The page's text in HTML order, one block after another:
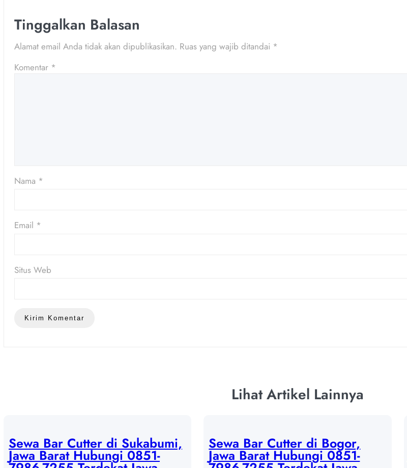
Tinggalkan Balasan
Alamat email Anda tidak akan dipublikasikan. Ruas yang wajib ditandai *
Komentar *
Nama *
Email *
Situs Web
Lihat Artikel Lainnya
Sewa Bar Cutter di Sukabumi,
Jawa Barat Hubungi 0851-
Sewa Bar Cutter di Bogor,
Jawa Barat Hubungi 0851-